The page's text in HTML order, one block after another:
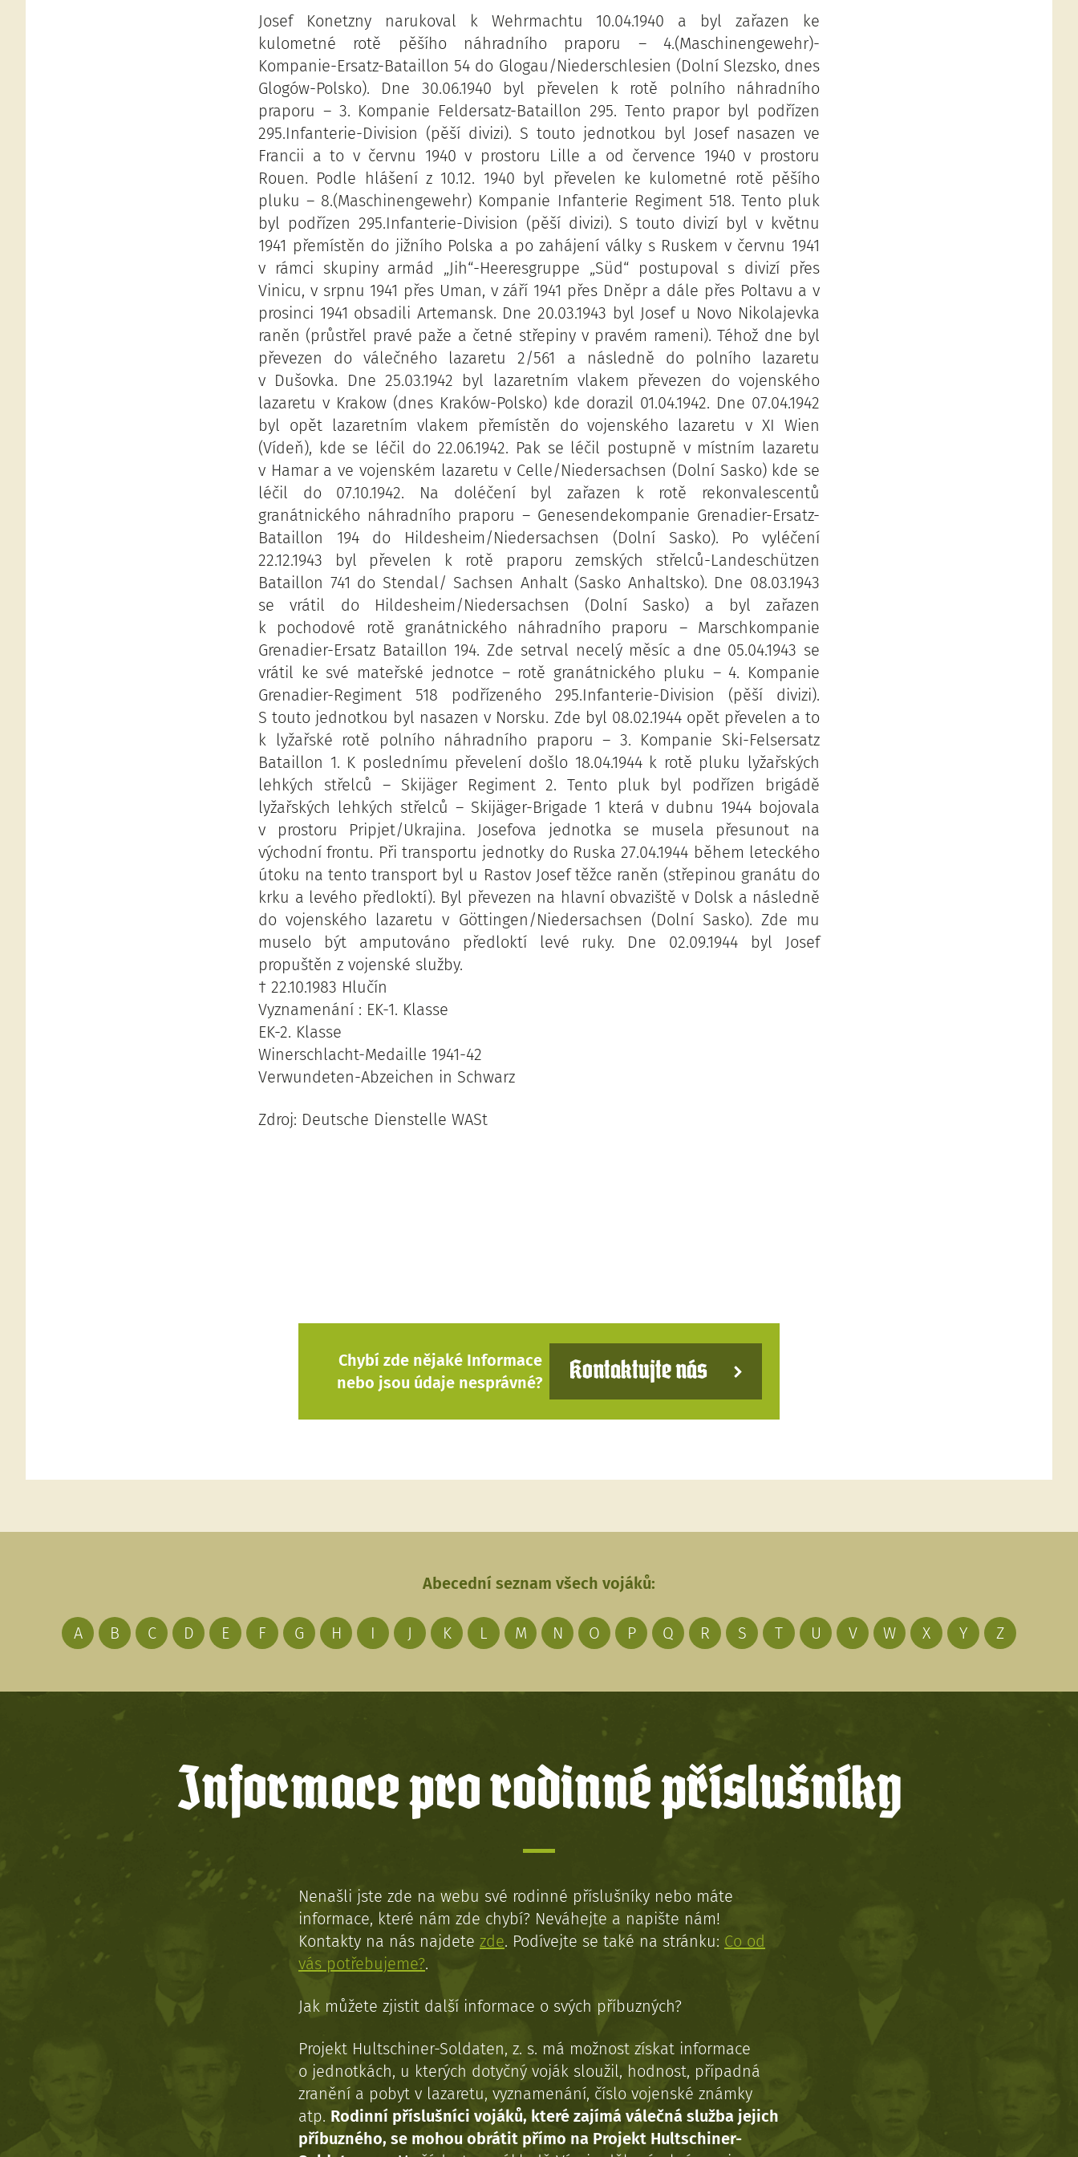
Josef Konetzny narukoval k Wehrmachtu 10.04.1940 a byl zařazen ke
kulometné rotě pěšího náhradního praporu – 4.(Maschinengewehr)-
Kompanie-Ersatz-Bataillon 54 do Glogau/Niederschlesien (Dolní Slezsko, dnes
Glogów-Polsko). Dne 30.06.1940 byl převelen k rotě polního náhradního
praporu – 3. Kompanie Feldersatz-Bataillon 295. Tento prapor byl podřízen
295.Infanterie-Division (pěší divizi). S touto jednotkou byl Josef nasazen ve
Francii a to v červnu 1940 v prostoru Lille a od července 1940 v prostoru
Rouen. Podle hlášení z 10.12. 1940 byl převelen ke kulometné rotě pěšího
pluku – 8.(Maschinengewehr) Kompanie Infanterie Regiment 518. Tento pluk
byl podřízen 295.Infanterie-Division (pěší divizi). S touto divizí byl v květnu
1941 přemístěn do jižního Polska a po zahájení války s Ruskem v červnu 1941
v rámci skupiny armád „Jih“-Heeresgruppe „Süd“ postupoval s divizí přes
Vinicu, v srpnu 1941 přes Uman, v září 1941 přes Dněpr a dále přes Poltavu a v
prosinci 1941 obsadili Artemansk. Dne 20.03.1943 byl Josef u Novo Nikolajevka
raněn (průstřel pravé paže a četné střepiny v pravém rameni). Téhož dne byl
převezen do válečného lazaretu 2/561 a následně do polního lazaretu
v Dušovka. Dne 25.03.1942 byl lazaretním vlakem převezen do vojenského
lazaretu v Krakow (dnes Kraków-Polsko) kde dorazil 01.04.1942. Dne 07.04.1942
byl opět lazaretním vlakem přemístěn do vojenského lazaretu v XI Wien
(Vídeň), kde se léčil do 22.06.1942. Pak se léčil postupně v místním lazaretu
v Hamar a ve vojenském lazaretu v Celle/Niedersachsen (Dolní Sasko) kde se
léčil do 07.10.1942. Na doléčení byl zařazen k rotě rekonvalescentů
granátnického náhradního praporu – Genesendekompanie Grenadier-Ersatz-
Bataillon 194 do Hildesheim/Niedersachsen (Dolní Sasko). Po vyléčení
22.12.1943 byl převelen k rotě praporu zemských střelců-Landeschützen
Bataillon 741 do Stendal/ Sachsen Anhalt (Sasko Anhaltsko). Dne 08.03.1943
se vrátil do Hildesheim/Niedersachsen (Dolní Sasko) a byl zařazen
k pochodové rotě granátnického náhradního praporu – Marschkompanie
Grenadier-Ersatz Bataillon 194. Zde setrval necelý měsíc a dne 05.04.1943 se
vrátil ke své mateřské jednotce – rotě granátnického pluku – 4. Kompanie
Grenadier-Regiment 518 podřízeného 295.Infanterie-Division (pěší divizi).
S touto jednotkou byl nasazen v Norsku. Zde byl 08.02.1944 opět převelen a to
k lyžařské rotě polního náhradního praporu – 3. Kompanie Ski-Felsersatz
Bataillon 1. K poslednímu převelení došlo 18.04.1944 k rotě pluku lyžařských
lehkých střelců – Skijäger Regiment 2. Tento pluk byl podřízen brigádě
lyžařských lehkých střelců – Skijäger-Brigade 1 která v dubnu 1944 bojovala
v prostoru Pripjet/Ukrajina. Josefova jednotka se musela přesunout na
východní frontu. Při transportu jednotky do Ruska 27.04.1944 během leteckého
útoku na tento transport byl u Rastov Josef těžce raněn (střepinou granátu do
krku a levého předloktí). Byl převezen na hlavní obvaziště v Dolsk a následně
do vojenského lazaretu v Göttingen/Niedersachsen (Dolní Sasko). Zde mu
muselo být amputováno předloktí levé ruky. Dne 02.09.1944 byl Josef
propuštěn z vojenské služby.
† 22.10.1983 Hlučín
Vyznamenání : EK-1. Klasse
EK-2. Klasse
Winerschlacht-Medaille 1941-42
Verwundeten-Abzeichen in Schwarz
Zdroj: Deutsche Dienstelle WASt
Chybí zde nějaké Informace
nebo jsou údaje nesprávné?
Kontaktujte nás
Abecední seznam všech vojáků:
A B C D E F G H I J K L M N O P Q R S T U V W X Y Z
Informace pro rodinné příslušníky
Nenašli jste zde na webu své rodinné příslušníky nebo máte
informace, které nám zde chybí? Neváhejte a napište nám!
Kontakty na nás najdete zde. Podívejte se také na stránku: Co od
vás potřebujeme?.
Jak můžete zjistit další informace o svých příbuzných?
Projekt Hultschiner-Soldaten, z. s. má možnost získat informace
o jednotkách, u kterých dotyčný voják sloužil, hodnost, případná
zranění a pobyt v lazaretu, vyznamenání, číslo vojenské známky
atp. Rodinní příslušníci vojáků, které zajímá válečná služba jejich
příbuzného, se mohou obrátit přímo na Projekt Hultschiner-